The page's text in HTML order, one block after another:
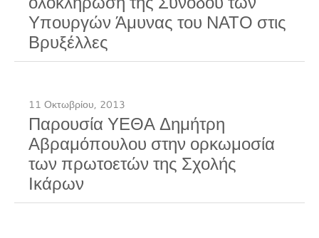
Υπουργών Άμυνας του ΝΑΤΟ στις
Βρυξέλλες
11 Οκτωβρίου, 2013
Παρουσία ΥΕΘΑ Δημήτρη
Αβραμόπουλου στην ορκωμοσία
των πρωτοετών της Σχολής
Ικάρων